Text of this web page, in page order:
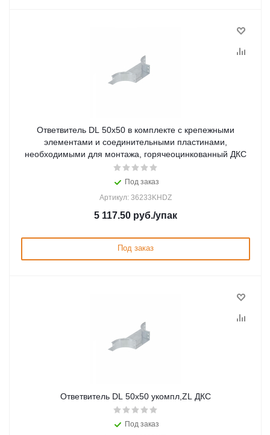
Ответвитель DL 50х50 в комплекте с крепежными
элементами и соединительными пластинами,
необходимыми для монтажа, горячеоцинкованный ДКС
Под заказ
Артикул: 36233KHDZ
5 117.50 руб./упак
Под заказ
Ответвитель DL 50х50 укомпл,ZL ДКС
Под заказ